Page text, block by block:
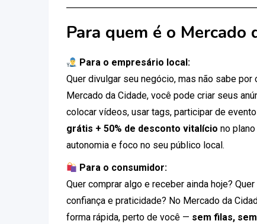
Para quem é o Mercado
Para o empresário local:
Quer divulgar seu negócio, mas não sabe por
Mercado da Cidade, você pode criar seus
colocar vídeos, usar tags, participar de
grátis + 50% de desconto vitalício no
autonomia e foco no seu público local.
Para o consumidor:
Quer comprar algo e receber ainda hoje?
confiança e praticidade? No Mercado da
forma rápida, perto de você — sem filas,